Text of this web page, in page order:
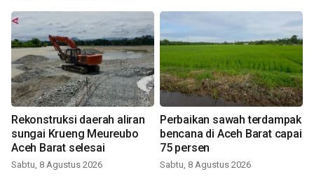
Rekonstruksi daerah aliran
sungai Krueng Meureubo
Aceh Barat selesai
Sabtu, 8 Agustus 2026
Perbaikan sawah terdampak
bencana di Aceh Barat capai
75 persen
Sabtu, 8 Agustus 2026